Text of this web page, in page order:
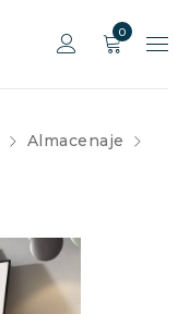
0
Almacenaje